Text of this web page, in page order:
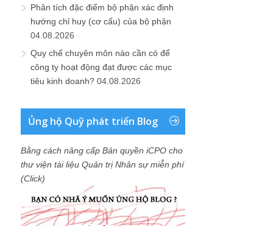
Phân tích đặc điểm bộ phận xác định
hướng chỉ huy (cơ cấu) của bộ phận
04.08.2026
Quy chế chuyên môn nào cần có để
công ty hoạt động đạt được các mục
tiêu kinh doanh? 04.08.2026
Ủng hộ Quỹ phát triển Blog
Bằng cách nâng cấp Bản quyền iCPO cho
thư viện tài liệu Quản trị Nhân sự miễn phí
(Click)